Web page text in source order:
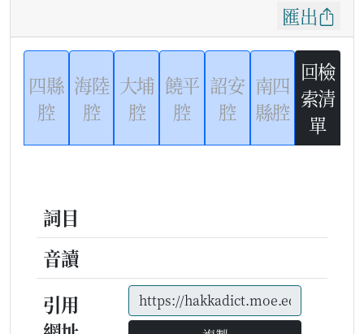
匯出
四縣
腔
海陸
腔
大埔
腔
饒平
腔
詔安
腔
南四
縣腔
回檢
索清
單
詞目
音讀
引用